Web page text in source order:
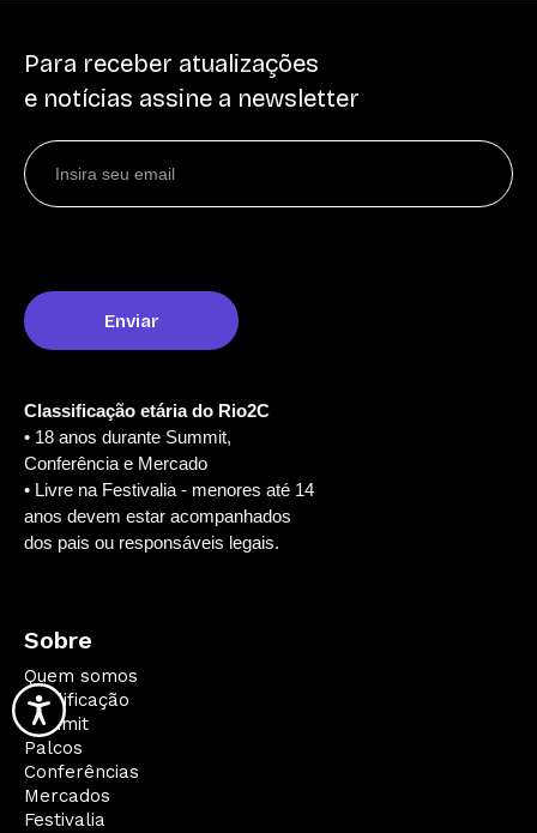
Para receber atualizações
e notícias assine a newsletter
Classificação etária do Rio2C
• 18 anos durante Summit,
Conferência e Mercado
• Livre na Festivalia - menores até 14
anos devem estar acompanhados
dos pais ou responsáveis legais.
Sobre
Quem somos
Qualificação
Summit
Palcos
Conferências
Mercados
Festivalia